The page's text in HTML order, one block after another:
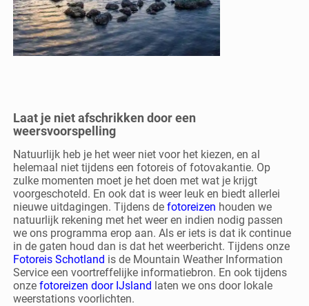
Laat je niet afschrikken door een
weersvoorspelling
Natuurlijk heb je het weer niet voor het kiezen, en al
helemaal niet tijdens een fotoreis of fotovakantie. Op
zulke momenten moet je het doen met wat je krijgt
voorgeschoteld. En ook dat is weer leuk en biedt allerlei
nieuwe uitdagingen. Tijdens defotoreizen houden we
natuurlijk rekening met het weer en indien nodig passen
we ons programma erop aan. Als er iets is dat ik continue
in de gaten houd dan is dat het weerbericht. Tijdens onze
Fotoreis Schotland is de Mountain Weather Information
Service een voortreffelijke informatiebron. En ook tijdens
onzefotoreizen door IJsland laten we ons door lokale
weerstations voorlichten.